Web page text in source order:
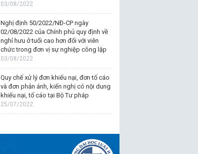
03/08/2022
Nghị định 50/2022/NĐ-CP ngày
02/08/2022 của Chính phủ quy định về
nghỉ hưu ở tuổi cao hơn đối với viên
chức trong đơn vị sự nghiệp công lập
03/08/2022
Quy chế xử lý đơn khiếu nại, đơn tố cáo
và đơn phản ánh, kiến nghị có nội dung
khiếu nại, tố cáo tại Bộ Tư pháp
25/07/2022